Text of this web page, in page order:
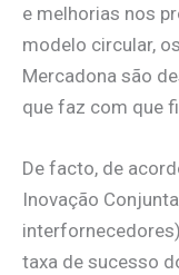
e melhorias nos
modelo circular,
Mercadona são
que faz com que
De facto, de
Inovação
taxa de sucesso